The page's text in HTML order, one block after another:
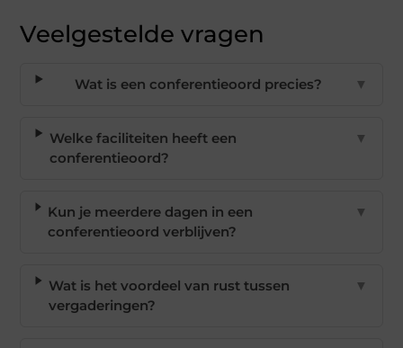
Veelgestelde vragen
Wat is een conferentieoord precies? ▼
Welke faciliteiten heeft een
conferentieoord?
▼
Kun je meerdere dagen in een
conferentieoord verblijven?
▼
Wat is het voordeel van rust tussen
vergaderingen?
▼